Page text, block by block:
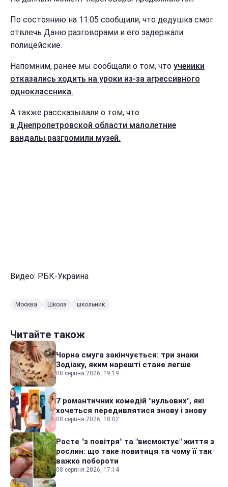
По состоянию на 11:05 сообщили, что дедушка смог
отвлечь Даню разговорами и его задержали
полицейские.
Напомним, ранее мы сообщали о том, что ученики
отказались ходить на уроки из-за агрессивного
одноклассника.
А также рассказывали о том, что
в Днепропетровской области малолетние
вандалы разгромили музей.
Видео: РБК-Украина
Москва Школа школьник
Читайте також
Чорна смуга закінчується: три знаки
Зодіаку, яким нарешті стане легше
08 серпня 2026, 19:19
7 романтичних комедій "нульових", які
хочеться передивлятися знову і знову
08 серпня 2026, 18:02
Росте "з повітря" та "висмоктує" життя з
рослин: що таке повитиця та чому її так
важко побороти
08 серпня 2026, 17:14